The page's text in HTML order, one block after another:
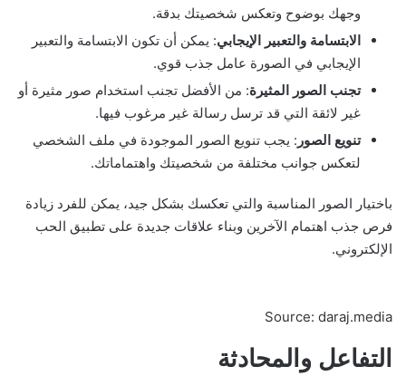
وجهك بوضوح وتعكس شخصيتك بدقة.
الابتسامة والتعبير الإيجابي: يمكن أن تكون الابتسامة والتعبير
الإيجابي في الصورة عامل جذب قوي.
تجنب الصور المثيرة: من الأفضل تجنب استخدام صور مثيرة أو
غير لائقة التي قد ترسل رسالة غير مرغوب فيها.
تنويع الصور : يجب تنويع الصور الموجودة في ملف الشخصي
لتعكس جوانب مختلفة من شخصيتك واهتماماتك.
باختيار الصور المناسبة والتي تعكسك بشكل جيد، يمكن للفرد زيادة
فرص جذب اهتمام الآخرين وبناء علاقات جديدة على تطبيق الحب
الإلكتروني.
Source: daraj.media
التفاعل والمحادثة